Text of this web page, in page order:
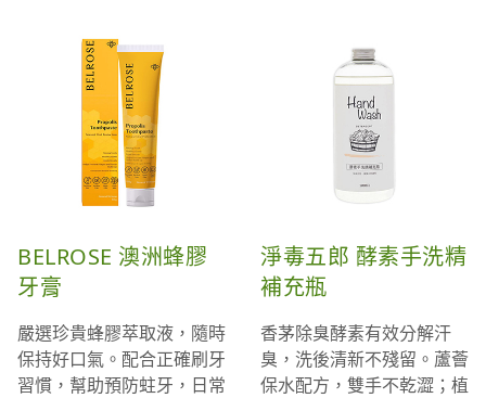
BELROSE 澳洲蜂膠
牙膏
嚴選珍貴蜂膠萃取液，隨時
保持好口氣。配合正確刷牙
習慣，幫助預防蛀牙，日常
淨毒五郎 酵素手洗精
補充瓶
香茅除臭酵素有效分解汗
臭，洗後清新不殘留。蘆薈
保水配方，雙手不乾澀；植